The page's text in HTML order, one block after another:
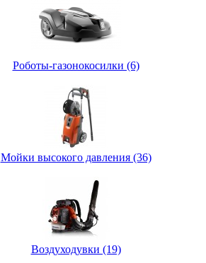
Роботы-газонокосилки (6)
Мойки высокого давления (36)
Воздуходувки (19)